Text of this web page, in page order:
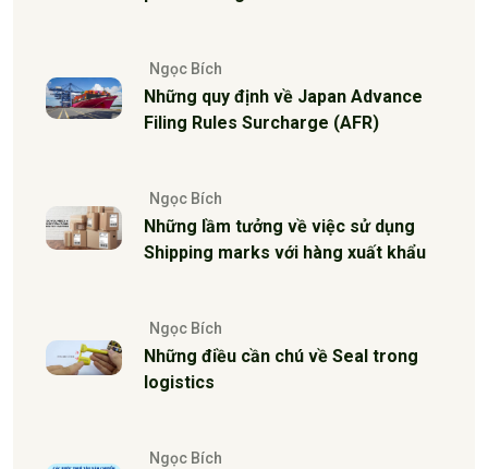
Ngọc Bích
Những quy định về Japan Advance
Filing Rules Surcharge (AFR)
Ngọc Bích
Những lầm tưởng về việc sử dụng
Shipping marks với hàng xuất khẩu
Ngọc Bích
Những điều cần chú về Seal trong
logistics
Ngọc Bích